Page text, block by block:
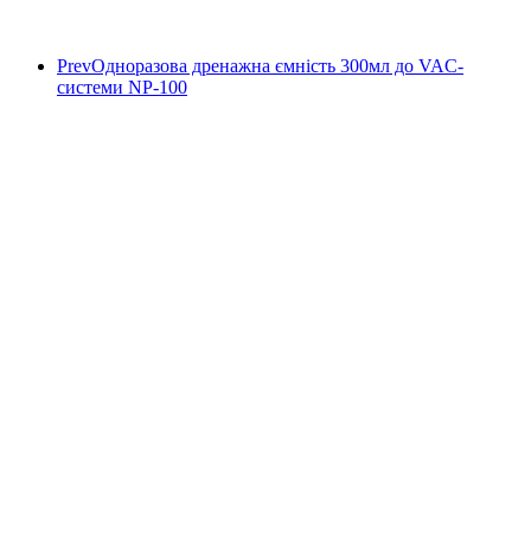
PrevОдноразова дренажна ємність 300мл до VAC-
системи NP-100